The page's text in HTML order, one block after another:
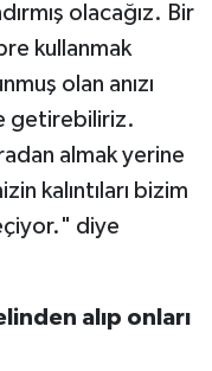
olacağız. Bir
kullanmak
olan anızı
getirebiliriz.
almak yerine
kalıntıları bizim
diye
alıp onları